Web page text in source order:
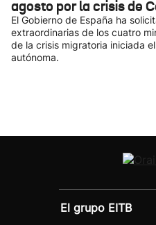
agosto por la crisis de
El Gobierno de España ha
extraordinarias de los cuatro
de la crisis migratoria iniciada
autónoma.
El grupo EITB